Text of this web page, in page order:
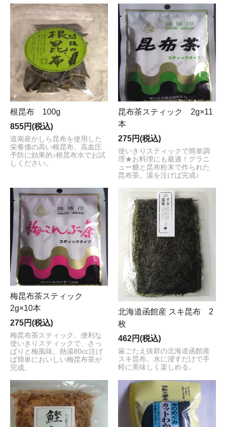
根昆布 100g
855円(税込)
道南産かしら昆布を使用した
栄養価の高い根昆布。高血圧
予防に効果的♪根昆布水でお試
しください。
昆布茶スティック 2g×11
本
275円(税込)
使いきりスティックで簡単調
理★お料理にも最適！グラニ
ュー糖と昆布粉末で作られた
昆布茶。湯を注げば完成♪
梅昆布茶スティック
2g×10本
275円(税込)
梅昆布茶スティック。便利な
使いきりスティックで、さっ
ぱりと梅風味。熱湯80cc注げ
ば簡単においしい梅昆布茶が
完成。
北海道函館産 スキ昆布 2
枚
462円(税込)
歯ごたえ抜群の北海道函館産
スキ昆布。水に浸すだけで手
軽に美味しく楽しめる。